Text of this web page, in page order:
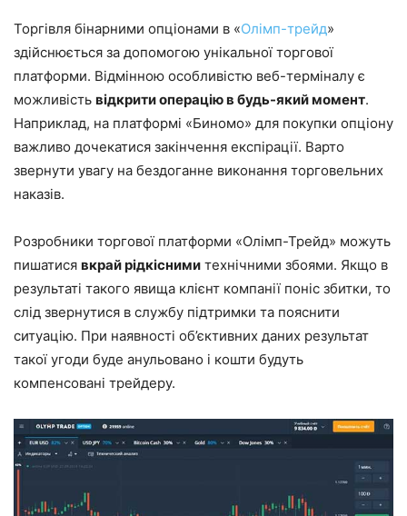
Торгівля бінарними опціонами в «Олімп-трейд»
здійснюється за допомогою унікальної торгової
платформи. Відмінною особливістю веб-терміналу є
можливість відкрити операцію в будь-який момент.
Наприклад, на платформі «Биномо» для покупки опціону
важливо дочекатися закінчення експірації. Варто
звернути увагу на бездоганне виконання торговельних
наказів.
Розробники торгової платформи «Олімп-Трейд» можуть
пишатися вкрай рідкісними технічними збоями. Якщо в
результаті такого явища клієнт компанії поніс збитки, то
слід звернутися в службу підтримки та пояснити
ситуацію. При наявності об’єктивних даних результат
такої угоди буде анульовано і кошти будуть
компенсовані трейдеру.